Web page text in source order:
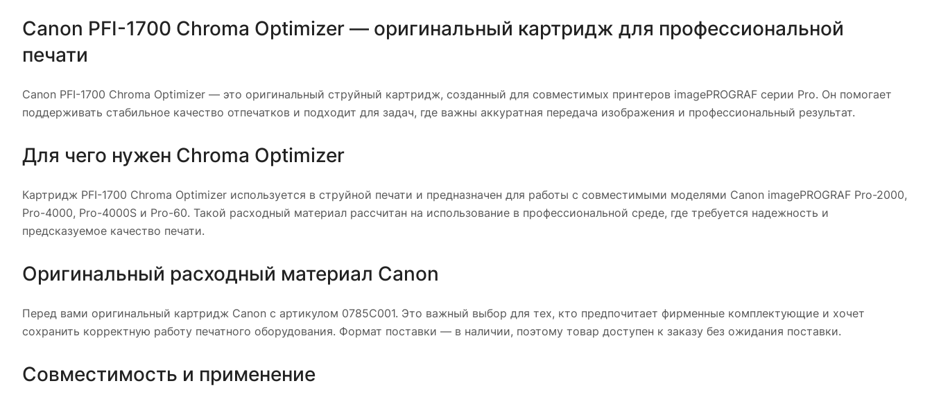
Canon PFI-1700 Chroma Optimizer — оригинальный картридж для профессиональной
печати
Canon PFI-1700 Chroma Optimizer — это оригинальный струйный картридж, созданный для совместимых принтеров imagePROGRAF серии Pro. Он помогает
поддерживать стабильное качество отпечатков и подходит для задач, где важны аккуратная передача изображения и профессиональный результат.
Для чего нужен Chroma Optimizer
Картридж PFI-1700 Chroma Optimizer используется в струйной печати и предназначен для работы с совместимыми моделями Canon imagePROGRAF Pro-2000,
Pro-4000, Pro-4000S и Pro-60. Такой расходный материал рассчитан на использование в профессиональной среде, где требуется надежность и
предсказуемое качество печати.
Оригинальный расходный материал Canon
Перед вами оригинальный картридж Canon с артикулом 0785C001. Это важный выбор для тех, кто предпочитает фирменные комплектующие и хочет
сохранить корректную работу печатного оборудования. Формат поставки — в наличии, поэтому товар доступен к заказу без ожидания поставки.
Совместимость и применение